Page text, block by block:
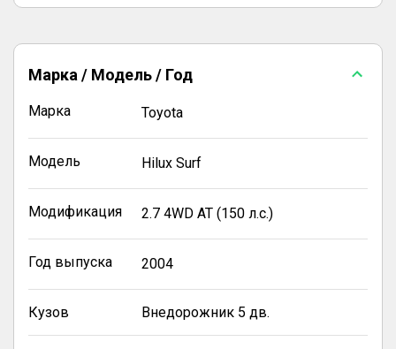
Марка / Модель / Год
Марка Toyota
Модель Hilux Surf
Модификация 2.7 4WD AT (150 л.с.)
Год выпуска 2004
Кузов Внедорожник 5 дв.